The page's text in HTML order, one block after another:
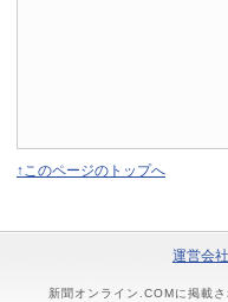
↑このページのトップへ
運営会社
新聞オンライン.COMに掲載